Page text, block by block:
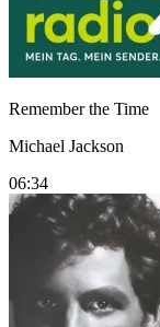
Remember the Time
Michael Jackson
06:34